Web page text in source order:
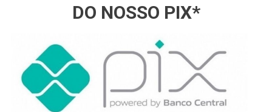
DO NOSSO PIX*